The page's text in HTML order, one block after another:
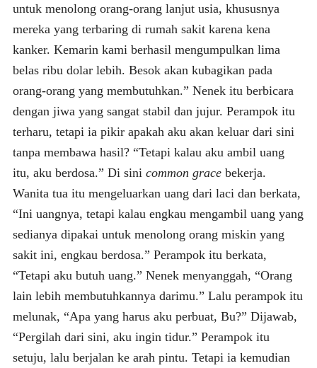
untuk menolong orang-orang lanjut usia, khususnya
mereka yang terbaring di rumah sakit karena kena
kanker. Kemarin kami berhasil mengumpulkan lima
belas ribu dolar lebih. Besok akan kubagikan pada
orang-orang yang membutuhkan.” Nenek itu berbicara
dengan jiwa yang sangat stabil dan jujur. Perampok itu
terharu, tetapi ia pikir apakah aku akan keluar dari sini
tanpa membawa hasil? “Tetapi kalau aku ambil uang
itu, aku berdosa.” Di sini common grace bekerja.
Wanita tua itu mengeluarkan uang dari laci dan berkata,
“Ini uangnya, tetapi kalau engkau mengambil uang yang
sedianya dipakai untuk menolong orang miskin yang
sakit ini, engkau berdosa.” Perampok itu berkata,
“Tetapi aku butuh uang.” Nenek menyanggah, “Orang
lain lebih membutuhkannya darimu.” Lalu perampok itu
melunak, “Apa yang harus aku perbuat, Bu?” Dijawab,
“Pergilah dari sini, aku ingin tidur.” Perampok itu
setuju, lalu berjalan ke arah pintu. Tetapi ia kemudian